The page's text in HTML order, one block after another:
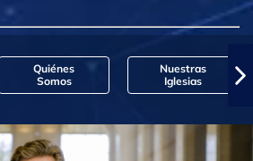
Quiénes
Somos
Nuestras
Iglesias